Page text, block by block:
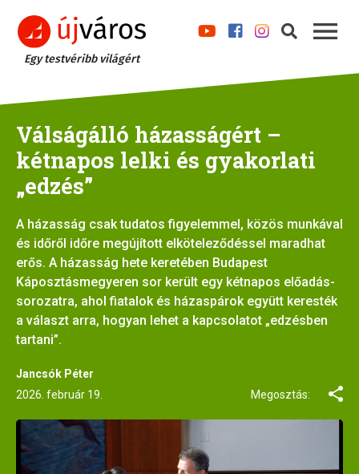
Egy testvéribb világért
Válságálló házasságért –
kétnapos lelki és gyakorlati
„edzés”
A házasság csak tudatos figyelemmel, közös munkával
és időről időre megújított elköteleződéssel maradhat
erős. A házasság hete keretében Budapest
Káposztásmegyeren sor került egy kétnapos előadás-
sorozatra, ahol fiatalok és házaspárok együtt keresték
a választ arra, hogyan lehet a kapcsolatot „edzésben
tartani”.
Jancsók Péter
2026. február 19.
Megosztás: